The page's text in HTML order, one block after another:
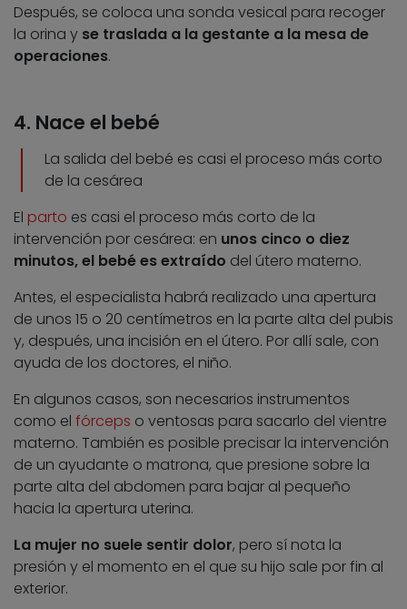
Después, se coloca una sonda vesical para recoger
la orina y se traslada a la gestante a la mesa de
operaciones.
4. Nace el bebé
La salida del bebé es casi el proceso más corto
de la cesárea
El parto es casi el proceso más corto de la
intervención por cesárea: en unos cinco o diez
minutos, el bebé es extraído del útero materno.
Antes, el especialista habrá realizado una apertura
de unos 15 o 20 centímetros en la parte alta del pubis
y, después, una incisión en el útero. Por allí sale, con
ayuda de los doctores, el niño.
En algunos casos, son necesarios instrumentos
como el fórceps o ventosas para sacarlo del vientre
materno. También es posible precisar la intervención
de un ayudante o matrona, que presione sobre la
parte alta del abdomen para bajar al pequeño
hacia la apertura uterina.
La mujer no suele sentir dolor, pero sí nota la
presión y el momento en el que su hijo sale por fin al
exterior.